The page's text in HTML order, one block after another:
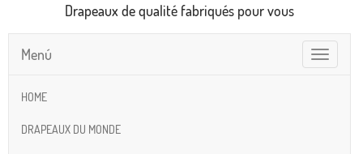
Drapeaux de qualité fabriqués pour vous
Toggle
navigation
Menú
HOME
DRAPEAUX DU MONDE